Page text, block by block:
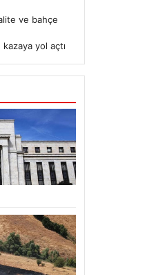
ve bahçe
kazaya yol açtı